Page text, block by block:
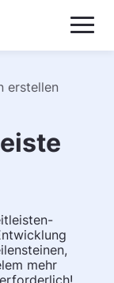
erstellen
mehr